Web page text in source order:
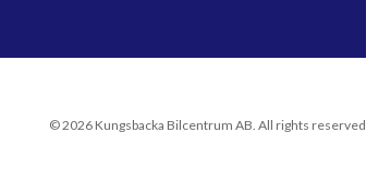
© 2026 Kungsbacka Bilcentrum AB. All rights reserved.